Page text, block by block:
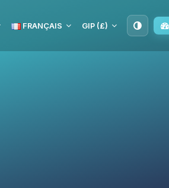
FRANÇAIS GIP (£)